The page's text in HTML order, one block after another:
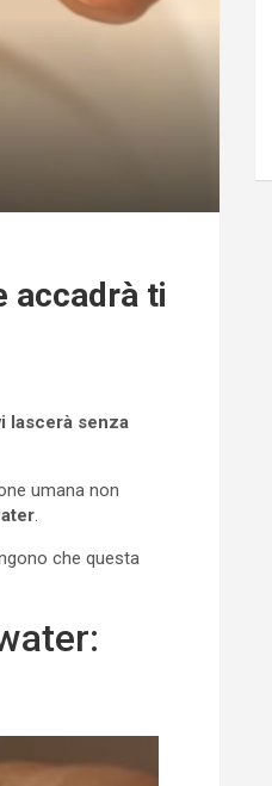
accadrà ti
lascerà senza
umana non
che questa